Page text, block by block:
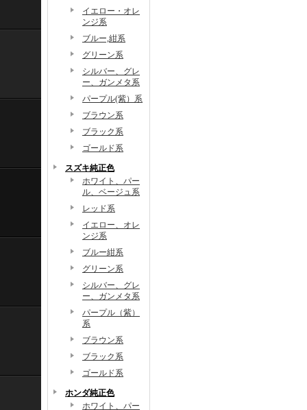
イエロー・オレ
ンジ系
ブルー,紺系
グリーン系
シルバー、グレ
ー、ガンメタ系
パープル(紫）系
ブラウン系
ブラック系
ゴールド系
スズキ純正色
ホワイト、パー
ル、ベージュ系
レッド系
イエロー、オレ
ンジ系
ブルー紺系
グリーン系
シルバー、グレ
ー、ガンメタ系
パープル（紫）
系
ブラウン系
ブラック系
ゴールド系
ホンダ純正色
ホワイト、パー